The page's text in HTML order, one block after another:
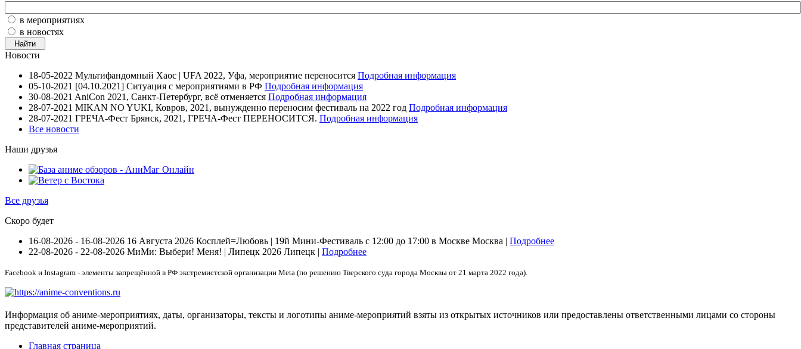
в мероприятиях
в новостях
Новости
18-05-2022 Мультифандомный Хаос | UFA 2022, Уфа, мероприятие переносится Подробная информация
05-10-2021 [04.10.2021] Ситуация с мероприятиями в РФ Подробная информация
30-08-2021 AniCon 2021, Санкт-Петербург, всё отменяется Подробная информация
28-07-2021 MIKAN NO YUKI, Ковров, 2021, вынужденно переносим фестиваль на 2022 год Подробная информация
28-07-2021 ГРЕЧА-Фест Брянск, 2021, ГРЕЧА-Фест ПЕРЕНОСИТСЯ. Подробная информация
Все новости
Наши друзья
Все друзья
Скоро будет
16-08-2026 - 16-08-2026 16 Августа 2026 Косплей=Любовь | 19й Мини-Фестиваль с 12:00 до 17:00 в Москве Москва | Подробнее
22-08-2026 - 22-08-2026 МиМи: Выбери! Меня! | Липецк 2026 Липецк | Подробнее
Facebook и Instagram - элементы запрещённой в РФ экстремистской организации Meta (по решению Тверского суда города Москвы от 21 марта 2022 года).
Информация об аниме-мероприятиях, даты, организаторы, тексты и логотипы аниме-мероприятий взяты из открытых источников или предоставлены ответственными лицами со стороны
представителей аниме-мероприятий.
Главная страница